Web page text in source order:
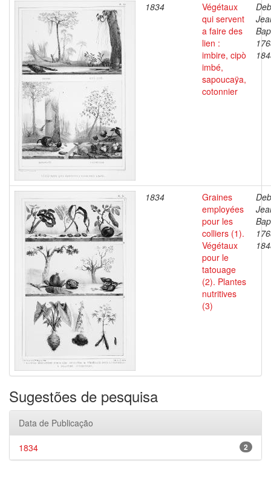
1834
Végétaux
qui servent
a faire des
lien :
imbire, cipò
imbé,
sapoucaÿa,
cotonnier
1834
Graines
employées
pour les
colliers (1).
Végétaux
pour le
tatouage
(2). Plantes
nutritives
(3)
Sugestões de pesquisa
Data de Publicação
2
1834